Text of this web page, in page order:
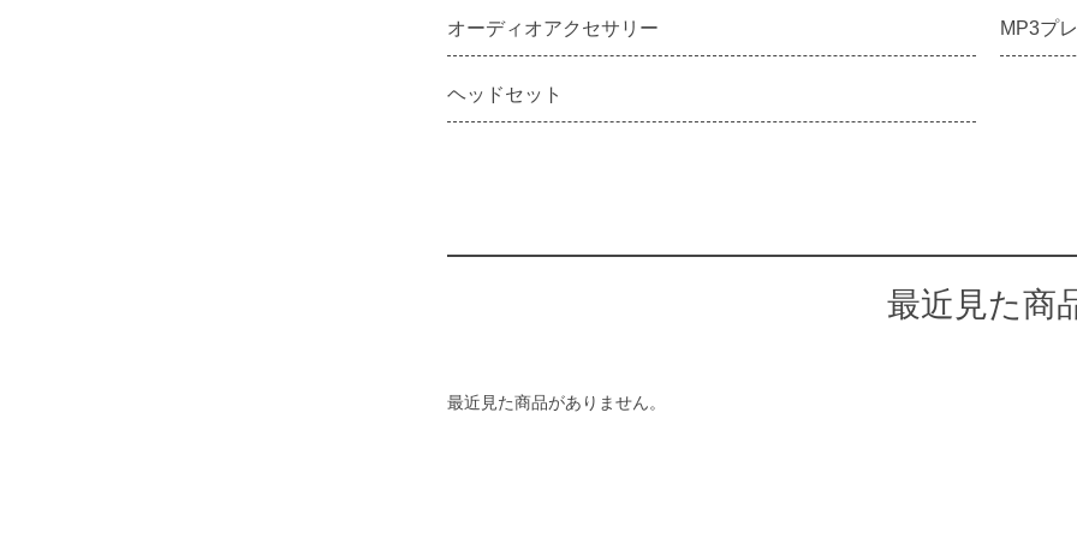
オーディオアクセサリー MP3プ
ヘッドセット
最近見た商
最近見た商品がありません。